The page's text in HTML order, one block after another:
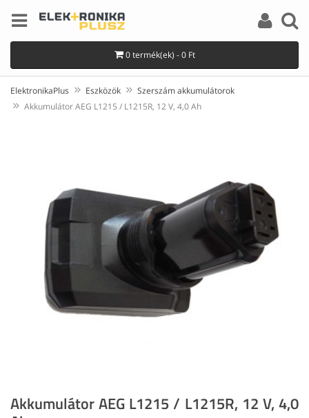
0 termék(ek) - 0 Ft
ElektronikaPlus Eszközök
Szerszám akkumulátorok
Akkumulátor AEG L1215 / L1215R, 12 V, 4,0 Ah
Akkumulátor AEG L1215 / L1215R, 12 V, 4,0